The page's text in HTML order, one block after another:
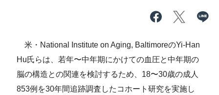
米・National Institute on Aging, BaltimoreのYi-Han
Hu氏らは、若年〜中年期にかけての血圧と中年期の
脳の構造との関連を検討するため、18〜30歳の成人
853例を30年間追跡調査したコホート研究を実施し